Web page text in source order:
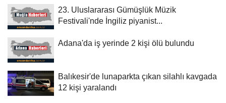
23. Uluslararası Gümüşlük Müzik
Festivali'nde İngiliz piyanist...
Adana'da iş yerinde 2 kişi ölü bulundu
Balıkesir'de lunaparkta çıkan silahlı kavgada
12 kişi yaralandı